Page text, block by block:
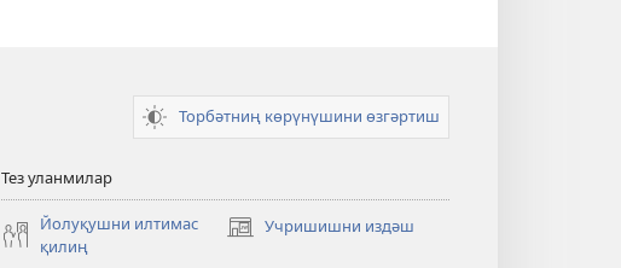
Торбәтниң көрүнүшини өзгәртиш
Тез уланмилар
Йолуқушни илтимас
қилиң
Учришишни издәш
(opens